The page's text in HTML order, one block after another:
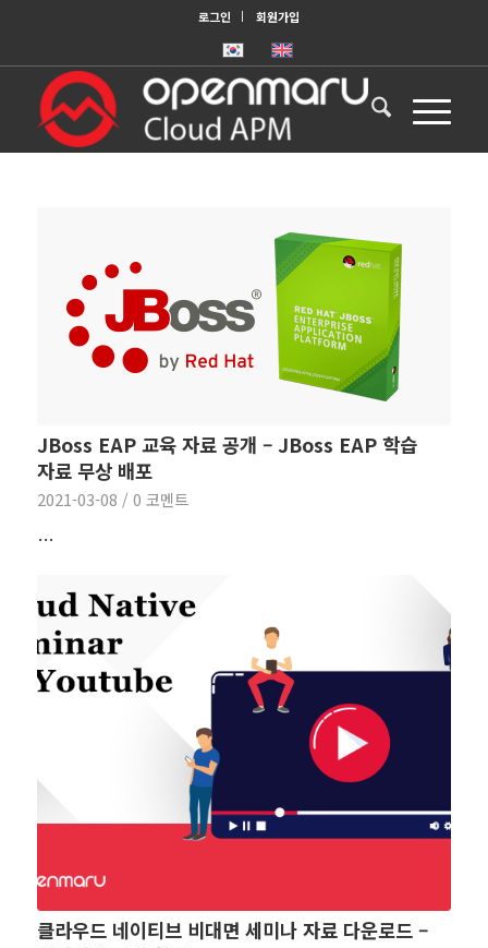
로그인 회원가입
JBoss EAP 교육 자료 공개 – JBoss EAP 학습
자료 무상 배포
2021-03-08 / 0 코멘트
…
클라우드 네이티브 비대면 세미나 자료 다운로드 –